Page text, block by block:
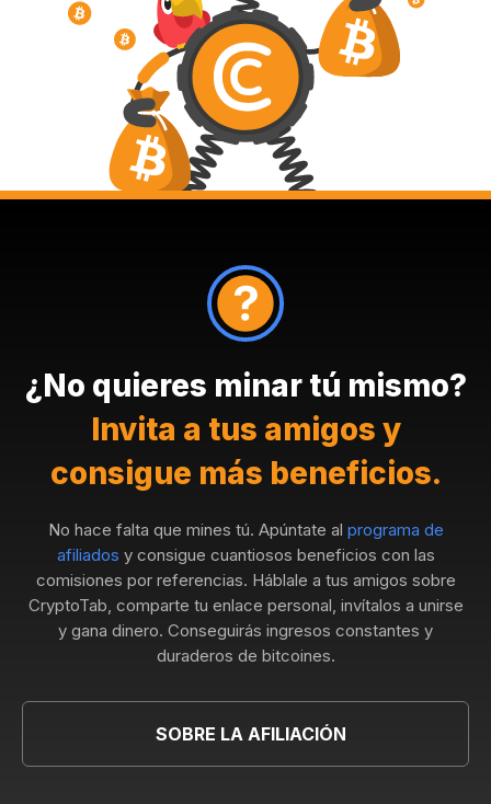
¿No quieres minar tú mismo?
Invita a tus amigos y
consigue más beneficios.
No hace falta que mines tú. Apúntate al programa de
afiliados y consigue cuantiosos beneficios con las
comisiones por referencias. Háblale a tus amigos sobre
CryptoTab, comparte tu enlace personal, invítalos a unirse
y gana dinero. Conseguirás ingresos constantes y
duraderos de bitcoines.
SOBRE LA AFILIACIÓN